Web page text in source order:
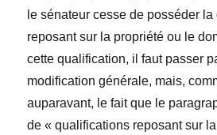
le sénateur cesse de posséder
reposant sur la propriété ou le
cette qualification, il faut passer
modification générale, mais,
auparavant, le fait que le
de « qualifications reposant sur